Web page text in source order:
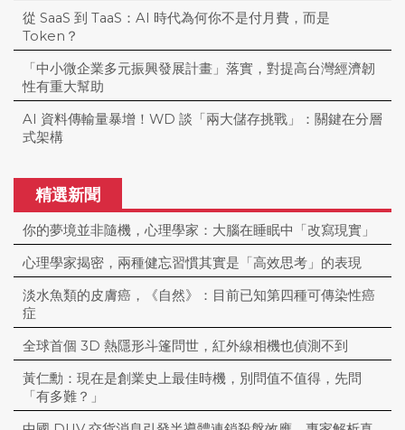
從 SaaS 到 TaaS：AI 時代為何你不是付月費，而是
Token？
「中小微企業多元振興發展計畫」落實，對提高台灣經濟韌
性有重大幫助
AI 資料傳輸量暴增！WD 談「兩大儲存挑戰」：關鍵在分層
式架構
精選新聞
你的夢境並非隨機，心理學家：大腦在睡眠中「改寫現實」
心理學家揭密，兩種健忘習慣其實是「高效思考」的表現
淡水魚類的皮膚癌，《自然》：目前已知第四種可傳染性癌
症
全球首個 3D 熱隱形斗篷問世，紅外線相機也偵測不到
黃仁勳：現在是創業史上最佳時機，別問值不值得，先問
「有多難？」